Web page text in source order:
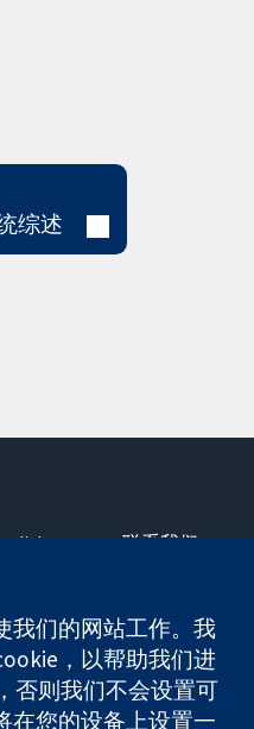
综述
联系我们
关于我们
工作机会
Cochrane
Library
我们的网站工作。我
，以帮助我们进
否则我们不会设置可
在您的设备上设置一